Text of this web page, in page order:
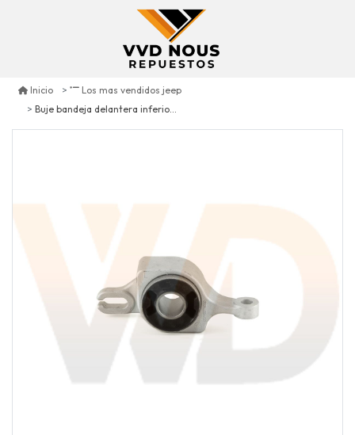
Inicio
Los mas vendidos jeep
Buje bandeja delantera inferior trasero izquierdo jeep grand cherokee 3.6 2011/2015